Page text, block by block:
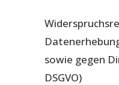
sowie gegen
DSGVO)